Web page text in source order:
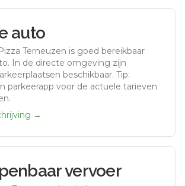
auto
Terneuzen is goed bereikbaar
In de directe omgeving zijn
beschikbaar. Tip:
parkeerapp voor de actuele tarieven
→
vervoer